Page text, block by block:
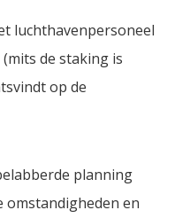
luchthavenpersoneel
de staking is
op de
planning
en